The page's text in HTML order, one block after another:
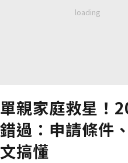
單親家庭救星！
錯過：申請條件
文搞懂